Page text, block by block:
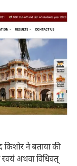
किशोर ने बताया की
अथवा विधिवत्